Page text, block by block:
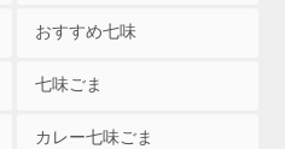
おすすめ七味
七味ごま
カレー七味ごま